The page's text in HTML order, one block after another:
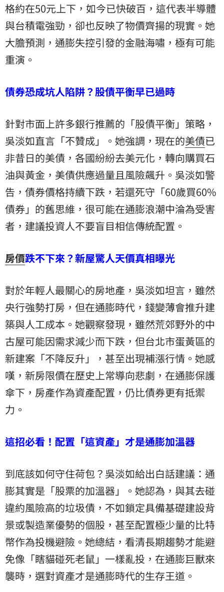
格約在50元上下，如今已快破百，這代表半導體
與台積電強勁，卻也反映了物價齊揚的現實。她
大膽預測，通膨失控引發的金融海嘯，極有可能
重演。
債券恐成坑人陷阱？股債平衡早已過時
針對市面上許多銀行推薦的「股債平衡」策略，
吳淡如直言「不贊成」。她強調，現在的美債已
非昔日的美債，各國紛紛去美元化，轉向購買石
油與黃金，美債供應過量且風險飆升。吳淡如警
告，債券價格持續下跌，若還死守「60歲買60%
債券」的舊思維，很可能在通膨浪潮中淪為受害
者，建議投資人不要盲目相信傳統配置。
房價跌不下來？新屋驚人天價真相曝光
對於年輕人最關心的房地產，吳淡如坦言，雖然
央行強勢打房，但在通膨時代，錢變薄會推升建
築與人工成本。她觀察發現，雖然荒郊野外的中
古屋可能因需求減少而下跌，但台北市蛋黃區的
新建案「不降反升」，甚至出現補漲行情。她感
嘆，新房限價在歷史上常導向悲劇，在通膨保護
傘下，房產作為資產配置，仍比債券更有抵禦
力。
這招必看！配置「這資產」才是通膨加溫器
到底該如何守住荷包？吳淡如給出白話建議：通
膨其實是「股票的加溫器」。她認為，與其去碰
違約風險高的垃圾債，不如鎖定具備基礎建設背
景或製造業優勢的個股，甚至配置極少量的比特
幣作為投機避險。她總結，看清長期趨勢才能避
免像「瞎貓碰死老鼠」一樣亂投，在通膨巨獸來
襲時，選對資產才是通膨時代的生存王道。